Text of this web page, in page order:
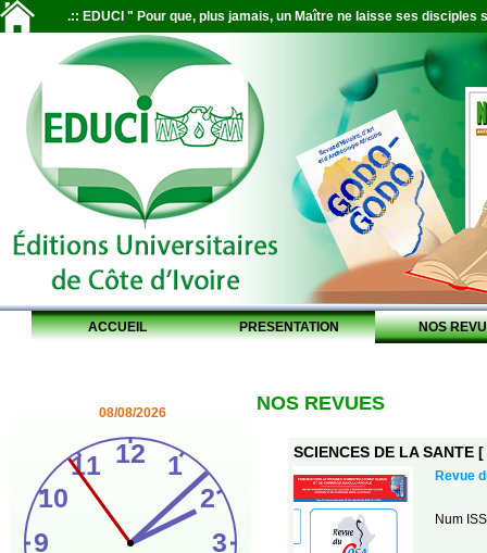
.:: EDUCI " Pour que, plus jamais, un Maître ne laisse ses disciples
ACCUEIL PRESENTATION NOS
08/08/2026 NOS REVUES
SCIENCES DE LA SANTE
Revue
Num